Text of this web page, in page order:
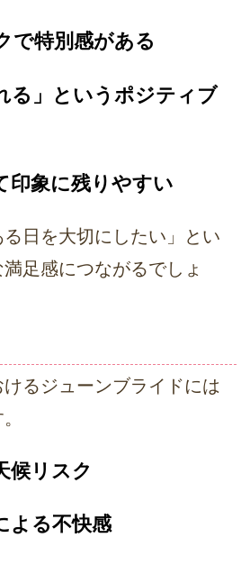
で特別感がある
る」というポジティブ
印象に残りやすい
日を大切にしたい」とい
足感につながるでしょ
るジューンブライドには
候リスク
よる不快感